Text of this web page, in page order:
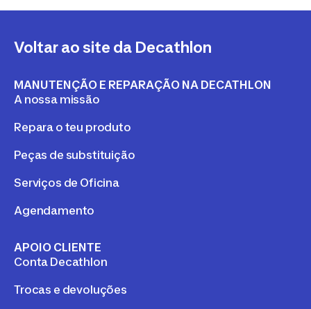
Voltar ao site da Decathlon
MANUTENÇÃO E REPARAÇÃO NA DECATHLON
A nossa missão
Repara o teu produto
Peças de substituição
Serviços de Oficina
Agendamento
APOIO CLIENTE
Conta Decathlon
Trocas e devoluções